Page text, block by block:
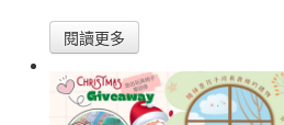
閱讀更多